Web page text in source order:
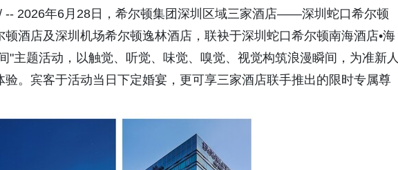
-- 2026年6月28日，希尔顿集团深圳区域三家酒店——深圳蛇口希尔顿
酒店及深圳机场希尔顿逸林酒店，联袂于深圳蛇口希尔顿南海酒店•海
"主题活动，以触觉、听觉、味觉、嗅觉、视觉构筑浪漫瞬间，为准新人
。宾客于活动当日下定婚宴，更可享三家酒店联手推出的限时专属尊